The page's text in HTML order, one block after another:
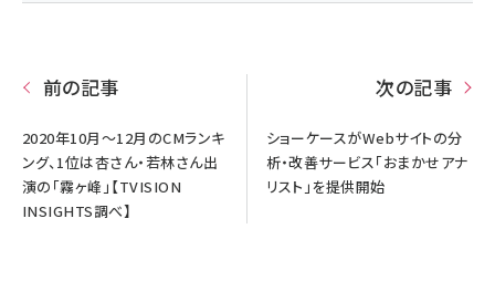
前の記事
2020年10月～12月のCMランキ
ング、1位は杏さん・若林さん出
演の「霧ヶ峰」【TVISION
INSIGHTS調べ】
次の記事
ショーケースがWebサイトの分
析・改善サービス「おまかせアナ
リスト」を提供開始